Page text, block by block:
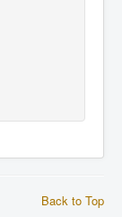
Back to Top